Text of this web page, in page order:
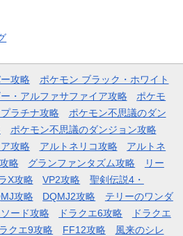
攻略
ポケモン ブラック・ホワイト
・アルファサファイア攻略
ポケモ
ラチナ攻略
ポケモン不思議のダン
ポケモン不思議のダンジョン攻略
攻略
アルトネリコ攻略
アルトネ
略 グランファンタズム攻略
リー
X攻略 VP2攻略
聖剣伝説4・
攻略 DQMJ2攻略
テリーのワンダ
ソード攻略 ドラクエ6攻略
ドラクエ
クエ9攻略 FF12攻略
風来のシレ